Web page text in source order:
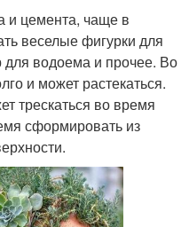
и цемента, чаще в
веселые фигурки для
для водоема и прочее. Во
и может растекаться.
трескаться во время
сформировать из